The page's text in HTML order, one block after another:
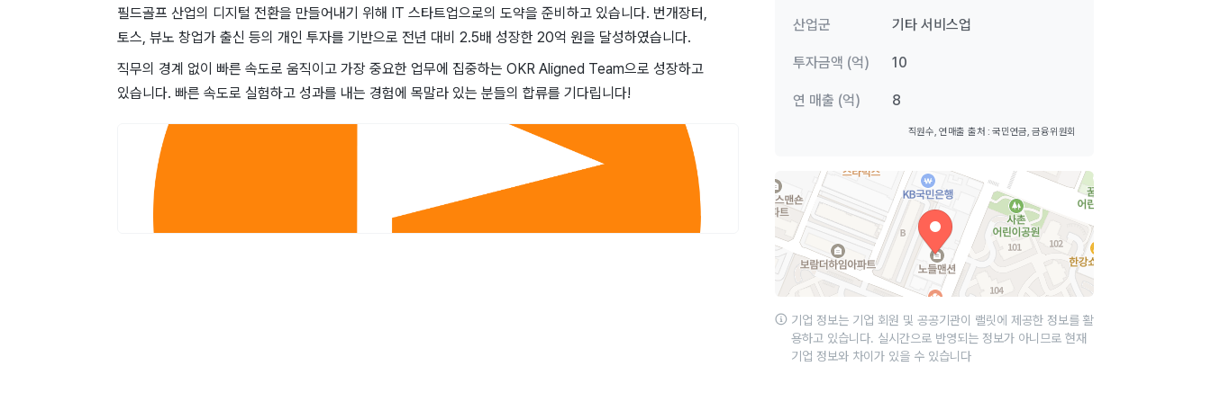
필드골프 산업의 디지털 전환을 만들어내기 위해 IT 스타트업으로의 도약을 준비하고 있습니다. 번개장터,
토스, 뷰노 창업가 출신 등의 개인 투자를 기반으로 전년 대비 2.5배 성장한 20억 원을 달성하였습니다.
직무의 경계 없이 빠른 속도로 움직이고 가장 중요한 업무에 집중하는 OKR Aligned Team으로 성장하고
있습니다. 빠른 속도로 실험하고 성과를 내는 경험에 목말라 있는 분들의 합류를 기다립니다!
산업군
기타 서비스업
투자금액 (억) 10
연 매출 (억) 8
직원수, 연매출 출처 : 국민연금, 금융위원회
기업 정보는 기업 회원 및 공공기관이 랠릿에 제공한 정보를 활
용하고 있습니다. 실시간으로 반영되는 정보가 아니므로 현재
기업 정보와 차이가 있을 수 있습니다